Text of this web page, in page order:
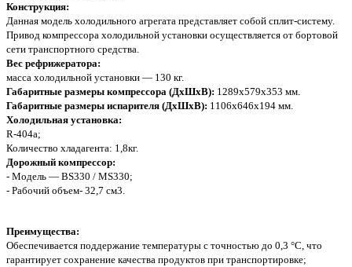
Конструкция:
Данная модель холодильного агрегата представляет собой сплит-систему.
Привод компрессора холодильной установки осуществляется от бортовой
сети транспортного средства.
Вес рефрижератора:
масса холодильной установки — 130 кг.
Габаритные размеры компрессора (ДхШхВ): 1289х579х353 мм.
Габаритные размеры испарителя (ДхШхВ): 1106х646х194 мм.
Холодильная установка:
R-404a;
Количество хладагента: 1,8кг.
Дорожный компрессор:
- Модель — BS330 / MS330;
- Рабочий объем- 32,7 см3.
Преимущества:
Обеспечивается поддержание температуры c точностью до 0,3 °C, что
гарантирует сохранение качества продуктов при транспортировке;